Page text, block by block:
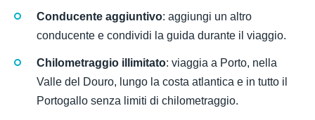
Conducente aggiuntivo: aggiungi un altro
conducente e condividi la guida durante il viaggio.
Chilometraggio illimitato: viaggia a Porto, nella
Valle del Douro, lungo la costa atlantica e in tutto il
Portogallo senza limiti di chilometraggio.